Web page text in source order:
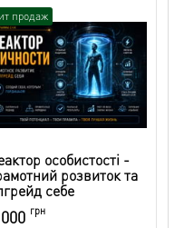
продаж
особистості -
розвиток та
себе
грн